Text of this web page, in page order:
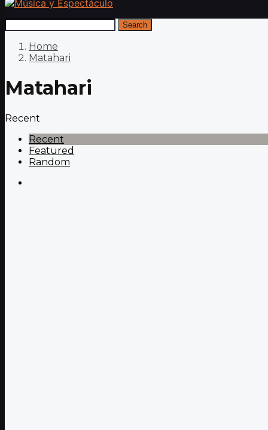
Search
Home
Matahari
Matahari
Recent
Recent
Featured
Random